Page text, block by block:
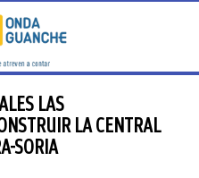
LAS
LA CENTRAL
SORIA